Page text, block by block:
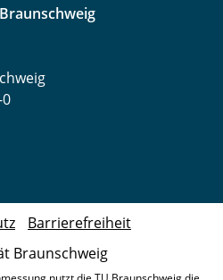
Braunschweig
Barrierefreiheit